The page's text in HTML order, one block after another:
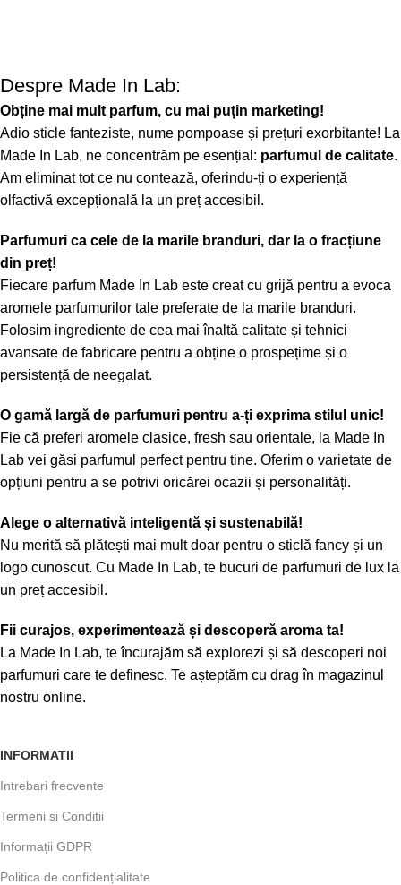
Despre Made In Lab:
Obține mai mult parfum, cu mai puțin marketing!
Adio sticle fanteziste, nume pompoase și prețuri exorbitante! La
Made In Lab, ne concentrăm pe esențial: parfumul de calitate.
Am eliminat tot ce nu contează, oferindu-ți o experiență
olfactivă excepțională la un preț accesibil.
Parfumuri ca cele de la marile branduri, dar la o fracțiune
din preț!
Fiecare parfum Made In Lab este creat cu grijă pentru a evoca
aromele parfumurilor tale preferate de la marile branduri.
Folosim ingrediente de cea mai înaltă calitate și tehnici
avansate de fabricare pentru a obține o prospețime și o
persistență de neegalat.
O gamă largă de parfumuri pentru a-ți exprima stilul unic!
Fie că preferi aromele clasice, fresh sau orientale, la Made In
Lab vei găsi parfumul perfect pentru tine. Oferim o varietate de
opțiuni pentru a se potrivi oricărei ocazii și personalități.
Alege o alternativă inteligentă și sustenabilă!
Nu merită să plătești mai mult doar pentru o sticlă fancy și un
logo cunoscut. Cu Made In Lab, te bucuri de parfumuri de lux la
un preț accesibil.
Fii curajos, experimentează și descoperă aroma ta!
La Made In Lab, te încurajăm să explorezi și să descoperi noi
parfumuri care te definesc. Te așteptăm cu drag în magazinul
nostru online.
INFORMATII
Intrebari frecvente
Termeni si Conditii
Informații GDPR
Politica de confidențialitate